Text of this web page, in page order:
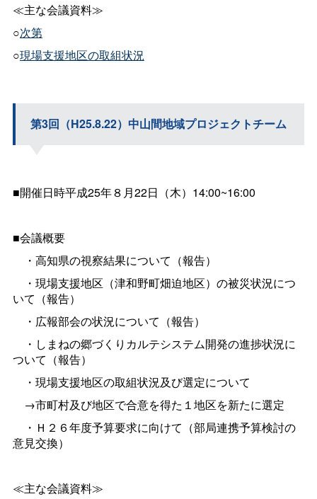
≪主な会議資料≫
○次第
○現場支援地区の取組状況
第3回（H25.8.22）中山間地域プロジェクトチーム
■開催日時平成25年８月22日（木）14:00~16:00
■会議概要
・高知県の視察結果について（報告）
・現場支援地区（津和野町畑迫地区）の被災状況につ
いて（報告）
・広報部会の状況について（報告）
・しまねの郷づくりカルテシステム開発の進捗状況に
ついて（報告）
・現場支援地区の取組状況及び選定について
→市町村及び地区で合意を得た１地区を新たに選定
・Ｈ２６年度予算要求に向けて（部局連携予算検討の
意見交換）
≪主な会議資料≫